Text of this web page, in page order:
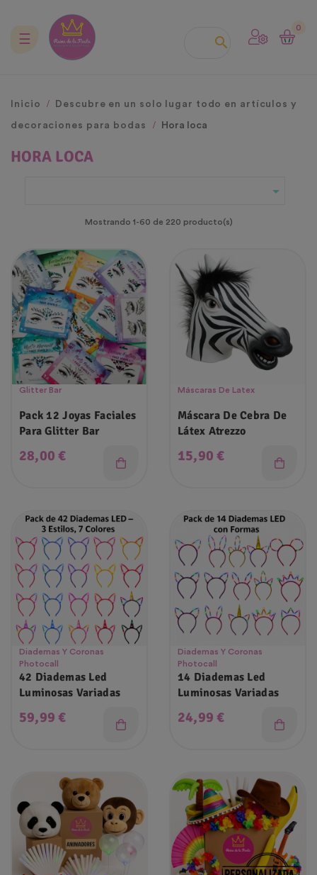

0
Navegación
☰
Inicio Descubre en un solo lugar todo en artículos y
decoraciones para bodas Hora loca
HORA LOCA

Mostrando 1-60 de 220 producto(s)
Glitter Bar
Pack 12 Joyas Faciales
Para Glitter Bar
Precio
28,00 €
Máscaras De Latex
Máscara De Cebra De
Látex Atrezzo
Precio
15,90 €
Diademas Y Coronas
Photocall
42 Diademas Led
Luminosas Variadas
Precio
59,99 €
Diademas Y Coronas
Photocall
14 Diademas Led
Luminosas Variadas
Precio
24,99 €